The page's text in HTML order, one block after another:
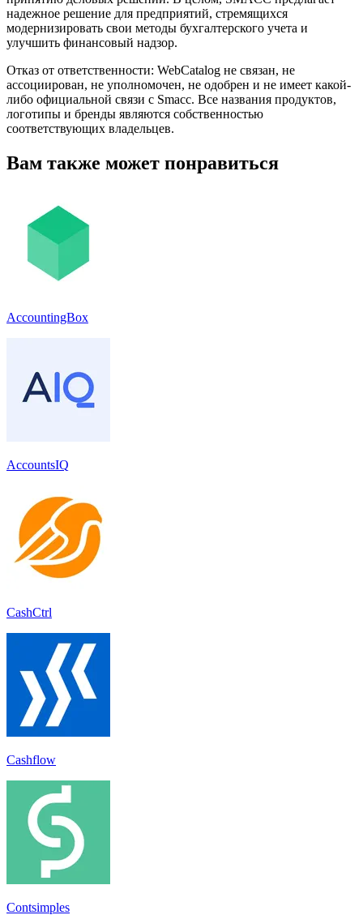
надежное решение для предприятий, стремящихся
модернизировать свои методы бухгалтерского учета и
улучшить финансовый надзор.
Отказ от ответственности: WebCatalog не связан, не
ассоциирован, не уполномочен, не одобрен и не имеет какой-
либо официальной связи с Smacc. Все названия продуктов,
логотипы и бренды являются собственностью
соответствующих владельцев.
Вам также может понравиться
AccountingBox
AccountsIQ
CashCtrl
Cashflow
Contsimples